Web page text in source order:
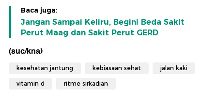
Baca juga:
Jangan Sampai Keliru, Begini Beda Sakit
Perut Maag dan Sakit Perut GERD
(suc/kna)
kesehatan jantung kebiasaan sehat jalan kaki
vitamin d ritme sirkadian